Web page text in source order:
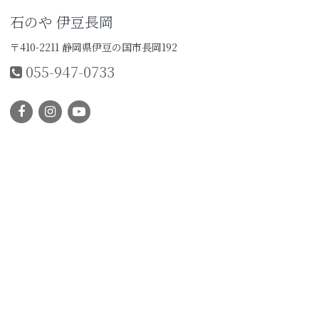
石のや 伊豆長岡
〒410-2211 静岡県伊豆の国市長岡192
055-947-0733